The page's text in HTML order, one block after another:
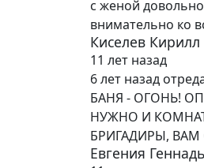
с женой
внимательно ко
Киселев Кирилл
11 лет назад
6 лет назад
БАНЯ - ОГОНЬ!
НУЖНО И
БРИГАДИРЫ,
Евгения